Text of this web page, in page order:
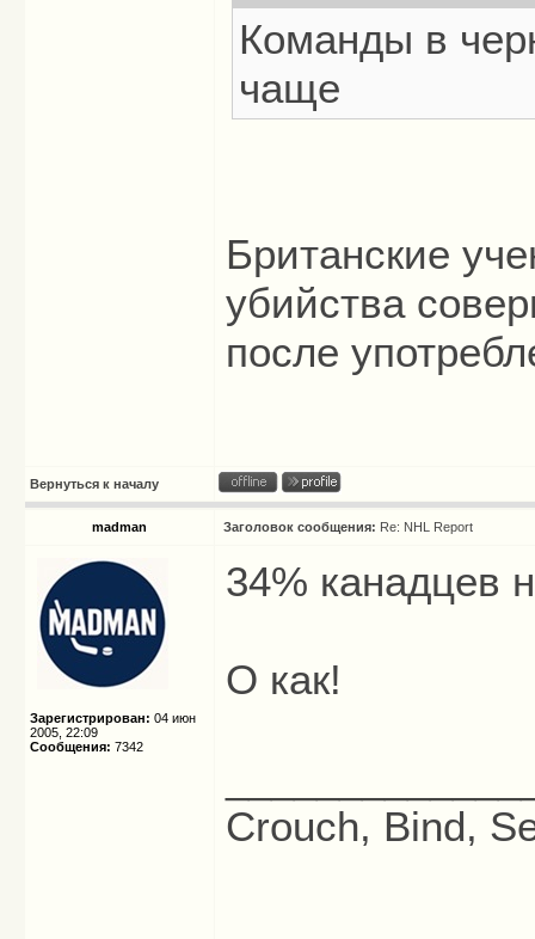
Команды в
чаще
Британские
убийства
после
Вернуться к началу
madman Заголовок сообщения: Re: NHL Report
Зарегистрирован: 04 июн
2005, 22:09
Сообщения: 7342
34% канадцев
О как!
Crouch, Bind,